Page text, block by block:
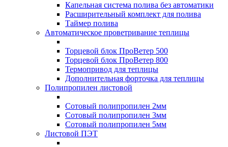
Капельная система полива без автоматики
Расширительный комплект для полива
Таймер полива
Автоматическое проветривание теплицы
Торцевой блок ПроВетер 500
Торцевой блок ПроВетер 800
Термопривод для теплицы
Дополнительная форточка для теплицы
Полипропилен листовой
Сотовый полипропилен 2мм
Сотовый полипропилен 3мм
Сотовый полипропилен 5мм
Листовой ПЭТ